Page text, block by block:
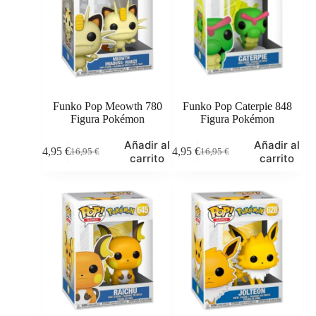
Funko Pop Meowth 780
Figura Pokémon
16,95€
El
era:
16,95 €.
14,95 €El
es:
14,95 €.
Añadir al
carrito
Funko Pop Caterpie 848
Figura Pokémon
16,95€
El
era:
16,95 €.
14,95 €El
es:
14,95 €.
Añadir al
carrito